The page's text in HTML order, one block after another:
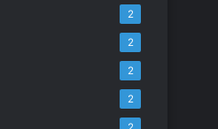
2
2
2
2